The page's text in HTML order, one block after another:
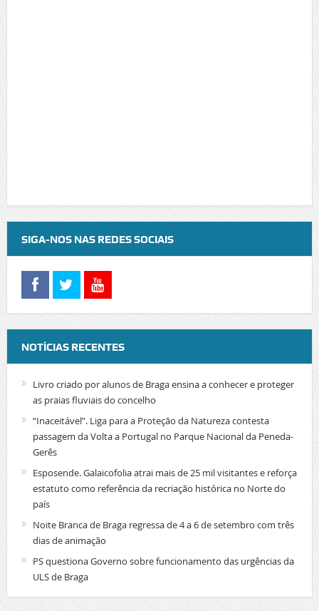
SIGA-NOS NAS REDES SOCIAIS
NOTÍCIAS RECENTES
Livro criado por alunos de Braga ensina a conhecer e proteger
as praias fluviais do concelho
“Inaceitável”. Liga para a Proteção da Natureza contesta
passagem da Volta a Portugal no Parque Nacional da Peneda-
Gerês
Esposende. Galaicofolia atrai mais de 25 mil visitantes e reforça
estatuto como referência da recriação histórica no Norte do
país
Noite Branca de Braga regressa de 4 a 6 de setembro com três
dias de animação
PS questiona Governo sobre funcionamento das urgências da
ULS de Braga